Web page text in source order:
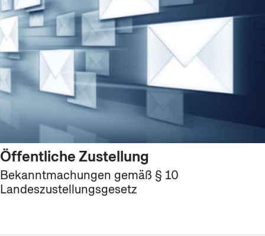
Öffentliche Zustellung
Bekanntmachungen gemäß § 10
Landeszustellungsgesetz